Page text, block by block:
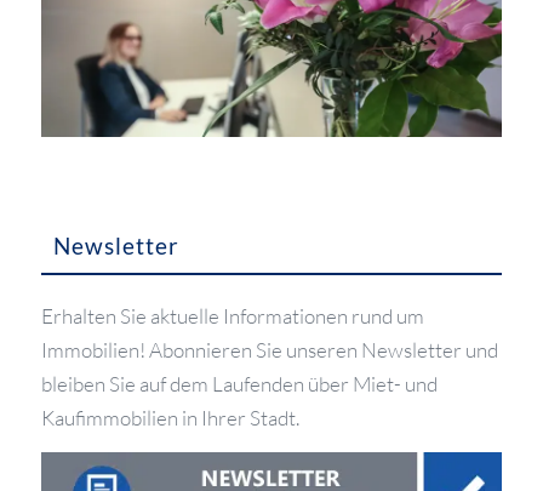
Newsletter
Erhalten Sie aktuelle Informationen rund um
Immobilien! Abonnieren Sie unseren Newsletter und
bleiben Sie auf dem Laufenden über Miet- und
Kaufimmobilien in Ihrer Stadt.